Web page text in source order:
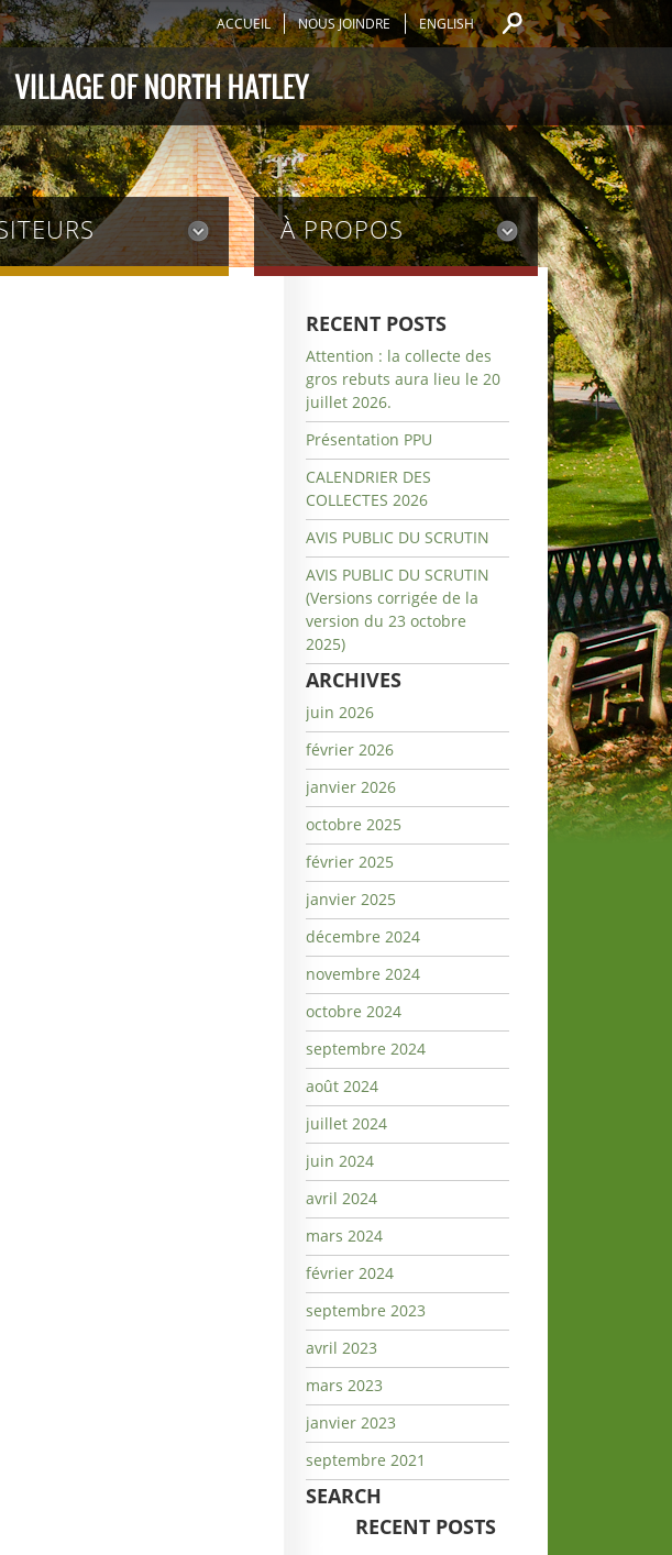
ACCUEIL NOUS JOINDRE ENGLISH
À PROPOS
RECENT POSTS
Attention : la collecte des
gros rebuts aura lieu le 20
juillet 2026.
Présentation PPU
CALENDRIER DES
COLLECTES 2026
AVIS PUBLIC DU SCRUTIN
AVIS PUBLIC DU SCRUTIN
(Versions corrigée de la
version du 23 octobre
2025)
ARCHIVES
juin 2026
février 2026
janvier 2026
octobre 2025
février 2025
janvier 2025
décembre 2024
novembre 2024
octobre 2024
septembre 2024
août 2024
juillet 2024
juin 2024
avril 2024
mars 2024
février 2024
septembre 2023
avril 2023
mars 2023
janvier 2023
septembre 2021
SEARCH
RECENT POSTS